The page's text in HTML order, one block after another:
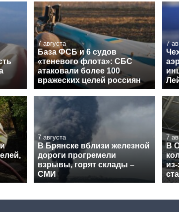
7 августа
База ФСБ и 6 судов
«теневого флота»: СБС
атаковали более 100
вражеских целей россиян
7
7 августа
В Брянске вблизи железной
дороги прогремели
взрывы, горят склады –
СМИ
7
В